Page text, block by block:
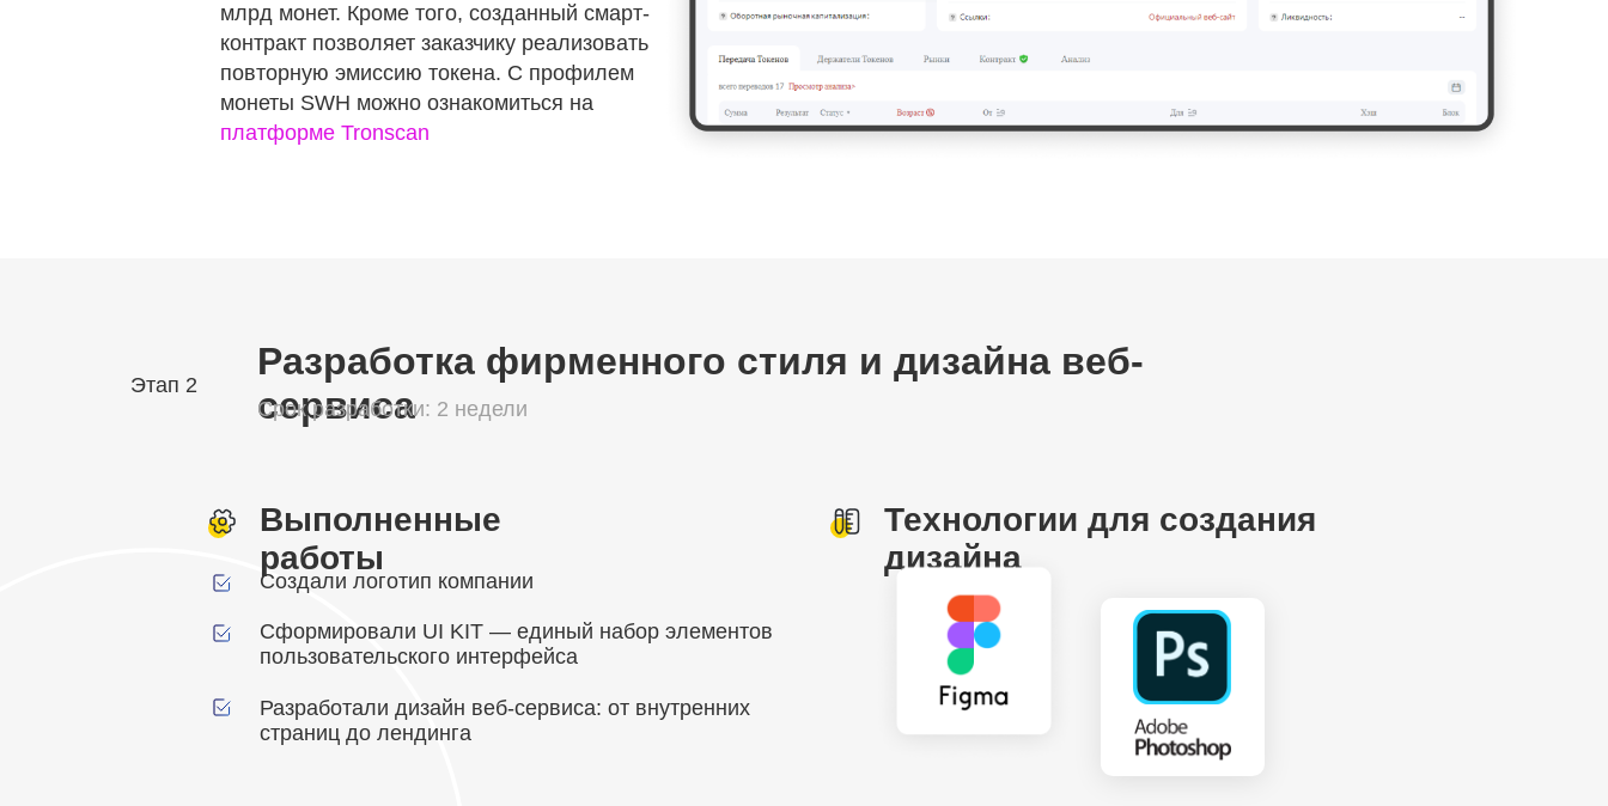
млрд монет. Кроме того, созданный смарт-
контракт позволяет заказчику реализовать
повторную эмиссию токена. С профилем
монеты SWH можно ознакомиться на
платформе Tronscan
Выполненные
работы
Технологии для создания
дизайна
Создали логотип компании
Сформировали UI KIT — единый набор элементов
пользовательского интерфейса
Разработали дизайн веб-сервиса: от внутренних
страниц до лендинга
Этап 2
Разработка фирменного стиля и дизайна веб-
сервиса
Срок разработки: 2 недели